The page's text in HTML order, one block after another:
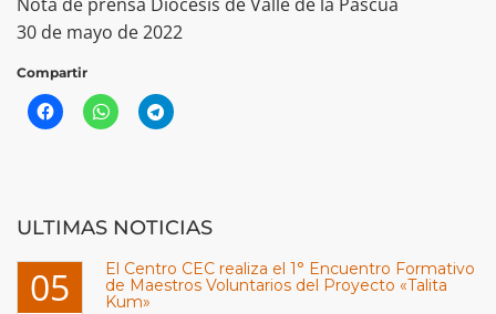
30 de mayo de 2022
Compartir
ULTIMAS NOTICIAS
05
El Centro CEC realiza el 1° Encuentro Formativo
de Maestros Voluntarios del Proyecto «Talita
Kum»